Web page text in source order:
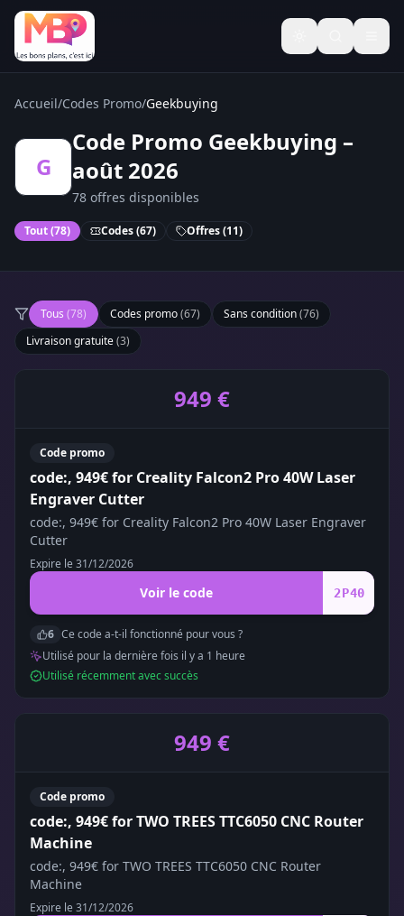
Basculer le
Accueil/Codes Promo/Geekbuying
G
Code Promo Geekbuying –
août 2026
78 offres disponibles
Tout (78) Codes (67) Offres (11)
Tous (78) Codes promo(67) Sans condition(76)
Livraison gratuite(3)
949 €
Code promo
code:, 949€ for Creality Falcon2 Pro 40W Laser
Engraver Cutter
code:, 949€ for Creality Falcon2 Pro 40W Laser Engraver
Cutter
Expire le 31/12/2026
Voir le code 2P40
6 Ce code a-t-il fonctionné pour vous ?
Utilisé pour la dernière fois il y a 1 heure
Utilisé récemment avec succès
949 €
Code promo
code:, 949€ for TWO TREES TTC6050 CNC Router
Machine
code:, 949€ for TWO TREES TTC6050 CNC Router
Machine
Expire le 31/12/2026